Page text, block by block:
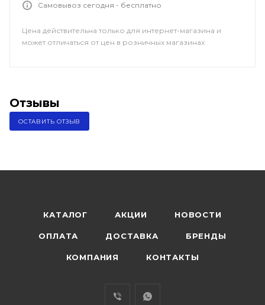
Самовывоз сегодня - бесплатно
Цена действительна только для интернет-магазина и
может отличаться от цен в розничных магазинах
Отзывы
ОСТАВИТЬ ОТЗЫВ
КАТАЛОГ АКЦИИ НОВОСТИ
ОПЛАТА ДОСТАВКА БРЕНДЫ
КОМПАНИЯ КОНТАКТЫ